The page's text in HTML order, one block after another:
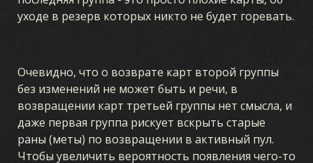
уходе в резерв которых никто не будет горевать.
Очевидно, что о возврате карт второй группы
без изменений не может быть и речи, в
возвращении карт третьей группы нет смысла, и
даже первая группа рискует вскрыть старые
раны (меты) по возвращении в активный пул.
Чтобы увеличить вероятность появления чего-то